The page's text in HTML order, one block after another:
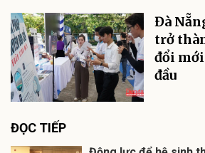
Đà
trở
đổi
đầu
ĐỌC TIẾP